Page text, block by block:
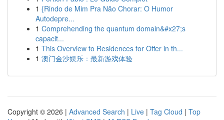
1 {Rindo de Mim Pra Não Chorar: O Humor
Autodepre...
1 Comprehending the quantum domain&#x27;s
capacit...
1 This Overview to Residences for Offer in th...
1 澳门金沙娱乐：最新游戏体验
Copyright © 2026 | Advanced Search | Live | Tag Cloud | Top